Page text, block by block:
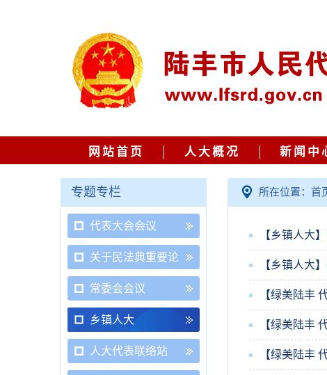
网站首页 人大概况 新闻中
专题专栏
代表大会会议
关于民法典重要论
述
常委会会议
乡镇人大
人大代表联络站
所在位置： 首
【乡镇人大
【乡镇人大
【绿美陆丰
【绿美陆丰
【绿美陆丰